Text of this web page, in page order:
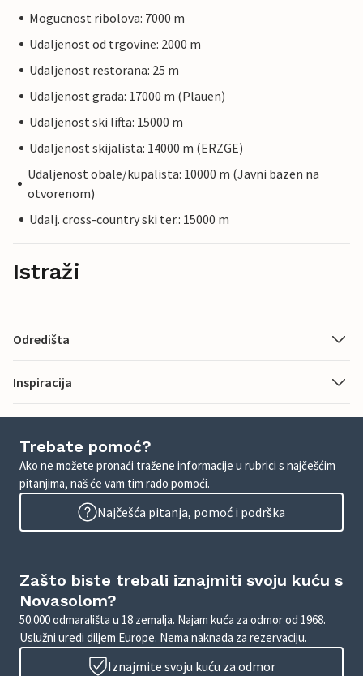
Mogucnost ribolova: 7000 m
Udaljenost od trgovine: 2000 m
Udaljenost restorana: 25 m
Udaljenost grada: 17000 m (Plauen)
Udaljenost ski lifta: 15000 m
Udaljenost skijalista: 14000 m (ERZGE)
Udaljenost obale/kupalista: 10000 m (Javni bazen na
otvorenom)
Udalj. cross-country ski ter.: 15000 m
Istraži
Odredišta
Inspiracija
Trebate pomoć?
Ako ne možete pronaći tražene informacije u rubrici s najčešćim
pitanjima, naš će vam tim rado pomoći.
Najčešća pitanja, pomoć i podrška
Zašto biste trebali iznajmiti svoju kuću s
Novasolom?
50.000 odmarališta u 18 zemalja. Najam kuća za odmor od 1968.
Uslužni uredi diljem Europe. Nema naknada za rezervaciju.
Iznajmite svoju kuću za odmor